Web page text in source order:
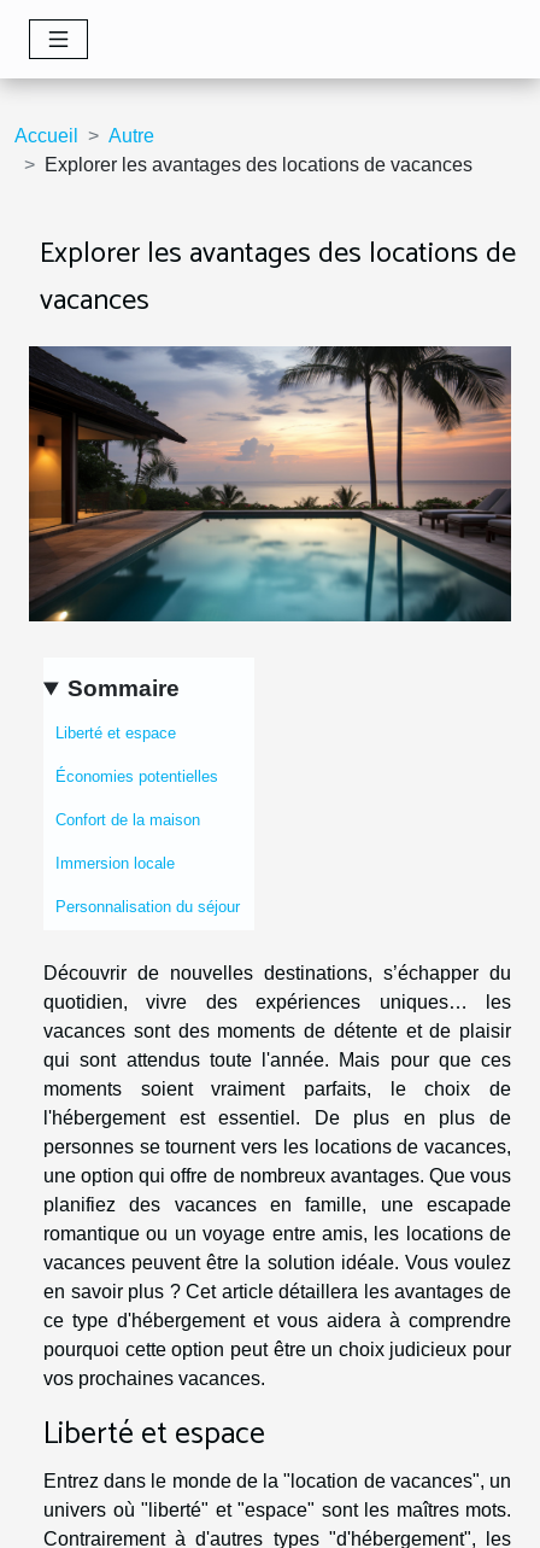
Accueil
Autre
Explorer les avantages des locations de vacances
Explorer les avantages des locations de
vacances
Sommaire
Liberté et espace
Économies potentielles
Confort de la maison
Immersion locale
Personnalisation du séjour
Découvrir de nouvelles destinations, s’échapper du
quotidien, vivre des expériences uniques… les
vacances sont des moments de détente et de plaisir
qui sont attendus toute l'année. Mais pour que ces
moments soient vraiment parfaits, le choix de
l'hébergement est essentiel. De plus en plus de
personnes se tournent vers les locations de vacances,
une option qui offre de nombreux avantages. Que vous
planifiez des vacances en famille, une escapade
romantique ou un voyage entre amis, les locations de
vacances peuvent être la solution idéale. Vous voulez
en savoir plus ? Cet article détaillera les avantages de
ce type d'hébergement et vous aidera à comprendre
pourquoi cette option peut être un choix judicieux pour
vos prochaines vacances.
Liberté et espace
Entrez dans le monde de la "location de vacances", un
univers où "liberté" et "espace" sont les maîtres mots.
Contrairement à d'autres types "d'hébergement", les